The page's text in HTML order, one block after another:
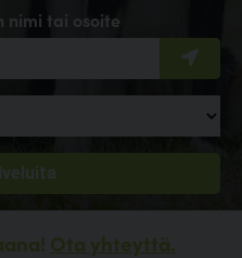
nimi tai osoite
Ota yhteyttä.